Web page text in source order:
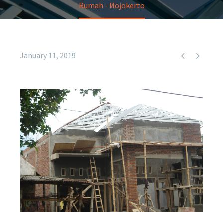
Rumah - Mojokerto
 
January 11, 2019